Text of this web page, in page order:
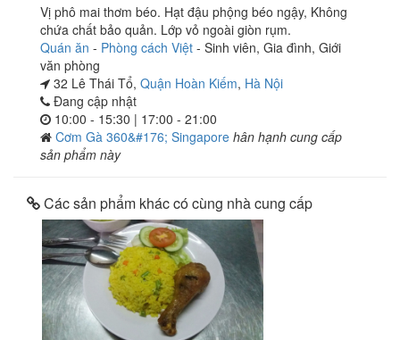
Vị phô mai thơm béo. Hạt đậu phộng béo ngậy, Không
chứa chất bảo quản. Lớp vỏ ngoài giòn rụm.
Quán ăn - Phòng cách Việt - Sinh viên, Gia đình, Giới
văn phòng
32 Lê Thái Tổ, Quận Hoàn Kiếm, Hà Nội
Đang cập nhật
10:00 - 15:30 | 17:00 - 21:00
Cơm Gà 360&#176; Singapore hân hạnh cung cấp
sản phẩm này
Các sản phẩm khác có cùng nhà cung cấp